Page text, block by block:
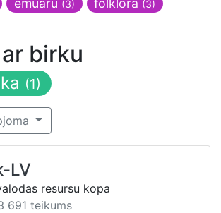
emuāru (3) folklora (3)
birku
(1)
LV
resursu kopa
691 teikums